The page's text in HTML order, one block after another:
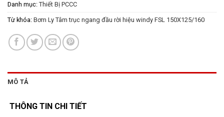
Danh mục: Thiết Bị PCCC
Từ khóa: Bơm Ly Tâm trục ngang đầu rời hiệu windy FSL 150X125/160
MÔ TẢ
THÔNG TIN CHI TIẾT